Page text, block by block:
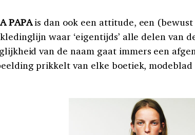
PAPAis dan ook een attitude, een
waar ‘eigentijds’ alle delen van
van de naam gaat immers een
prikkelt van elke boetiek,